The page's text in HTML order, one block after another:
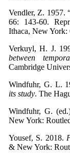
Vendler, Z. 1957.
66: 143-60.
Ithaca, New York:
Verkuyl, H. J.
between
Cambridge
Windfuhr, G. L.
its study. The
Windfuhr, G.
New York:
Yousef, S. 2018.
& New York: